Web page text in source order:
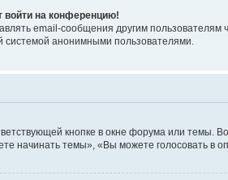
войти на конференцию!
email-сообщения другим
системой анонимными пользователями.
кнопке в окне форума или темы.
начинать темы», «Вы можете голосовать в